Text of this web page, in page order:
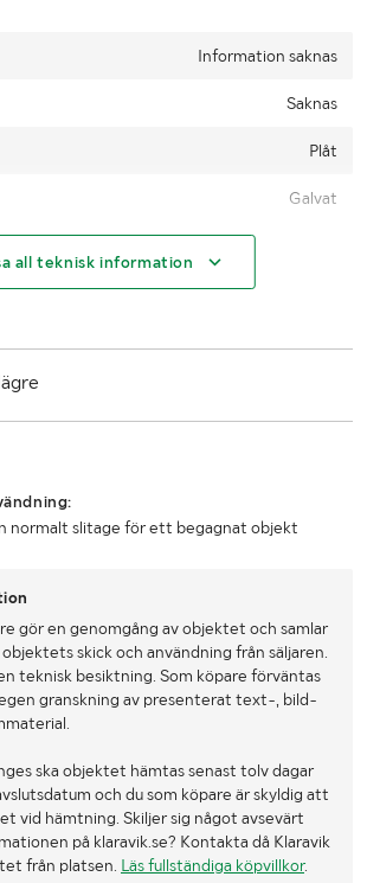
Information saknas
Saknas
Plåt
Galvat
Truck
all teknisk information
normalt slitage för ett begagnat objekt
gör en genomgång av objektet och samlar
skick och användning från säljaren.
teknisk besiktning. Som köpare förväntas
granskning av presenterat text-, bild-
ska objektet hämtas senast tolv dagar
och du som köpare är skyldig att
vid hämtning. Skiljer sig något avsevärt
på klaravik.se? Kontakta då Klaravik
från platsen. Läs fullständiga köpvillkor.